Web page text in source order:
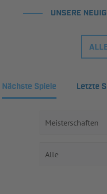
UNSERE
Nächste Spiele Letzte